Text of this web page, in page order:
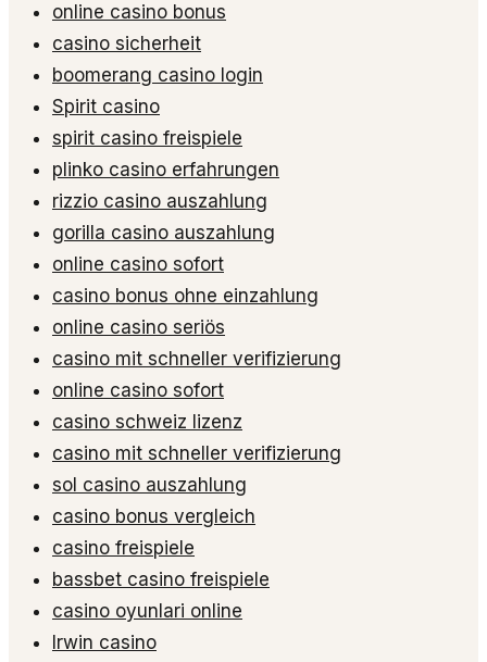
online casino bonus
casino sicherheit
boomerang casino login
Spirit casino
spirit casino freispiele
plinko casino erfahrungen
rizzio casino auszahlung
gorilla casino auszahlung
online casino sofort
casino bonus ohne einzahlung
online casino seriös
casino mit schneller verifizierung
online casino sofort
casino schweiz lizenz
casino mit schneller verifizierung
sol casino auszahlung
casino bonus vergleich
casino freispiele
bassbet casino freispiele
casino oyunlari online
Irwin casino